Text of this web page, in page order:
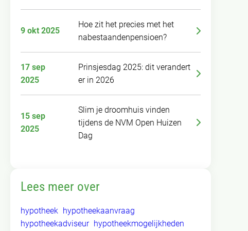
9 okt 2025
Hoe zit het precies met het
nabestaandenpensioen?
17 sep
2025
Prinsjesdag 2025: dit verandert
er in 2026
15 sep
2025
Slim je droomhuis vinden
tijdens de NVM Open Huizen
Dag
Lees meer over
hypotheek hypotheekaanvraag
hypotheekadviseur hypotheekmogelijkheden